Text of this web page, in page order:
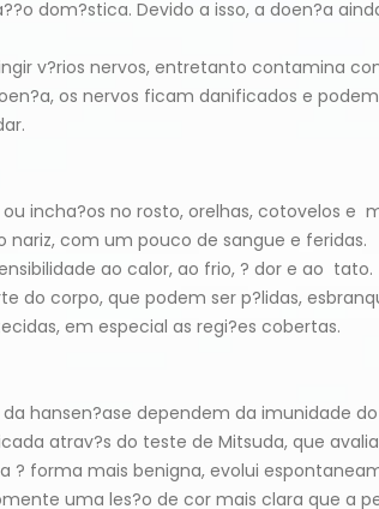
dom?stica. Devido a isso, a doen?a
v?rios nervos, entretanto contamina
os nervos ficam danificados e
incha?os no rosto, orelhas, cotovelos e
com um pouco de sangue e feridas.
ao calor, ao frio, ? dor e ao tato.
do corpo, que podem ser p?lidas,
em especial as regi?es cobertas.
hansen?ase dependem da imunidade
atrav?s do teste de Mitsuda, que
? forma mais benigna, evolui
uma les?o de cor mais clara que a